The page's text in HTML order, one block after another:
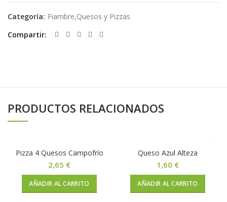
Categoría: Fiambre,Quesos y Pizzas
Compartir
PRODUCTOS RELACIONADOS
Pizza 4 Quesos Campofrío
2,65 €
AÑADIR AL CARRITO
Queso Azul Alteza
1,60 €
AÑADIR AL CARRITO